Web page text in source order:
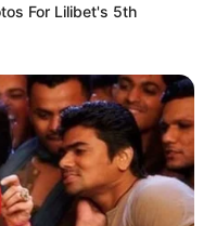
For Lilibet's 5th